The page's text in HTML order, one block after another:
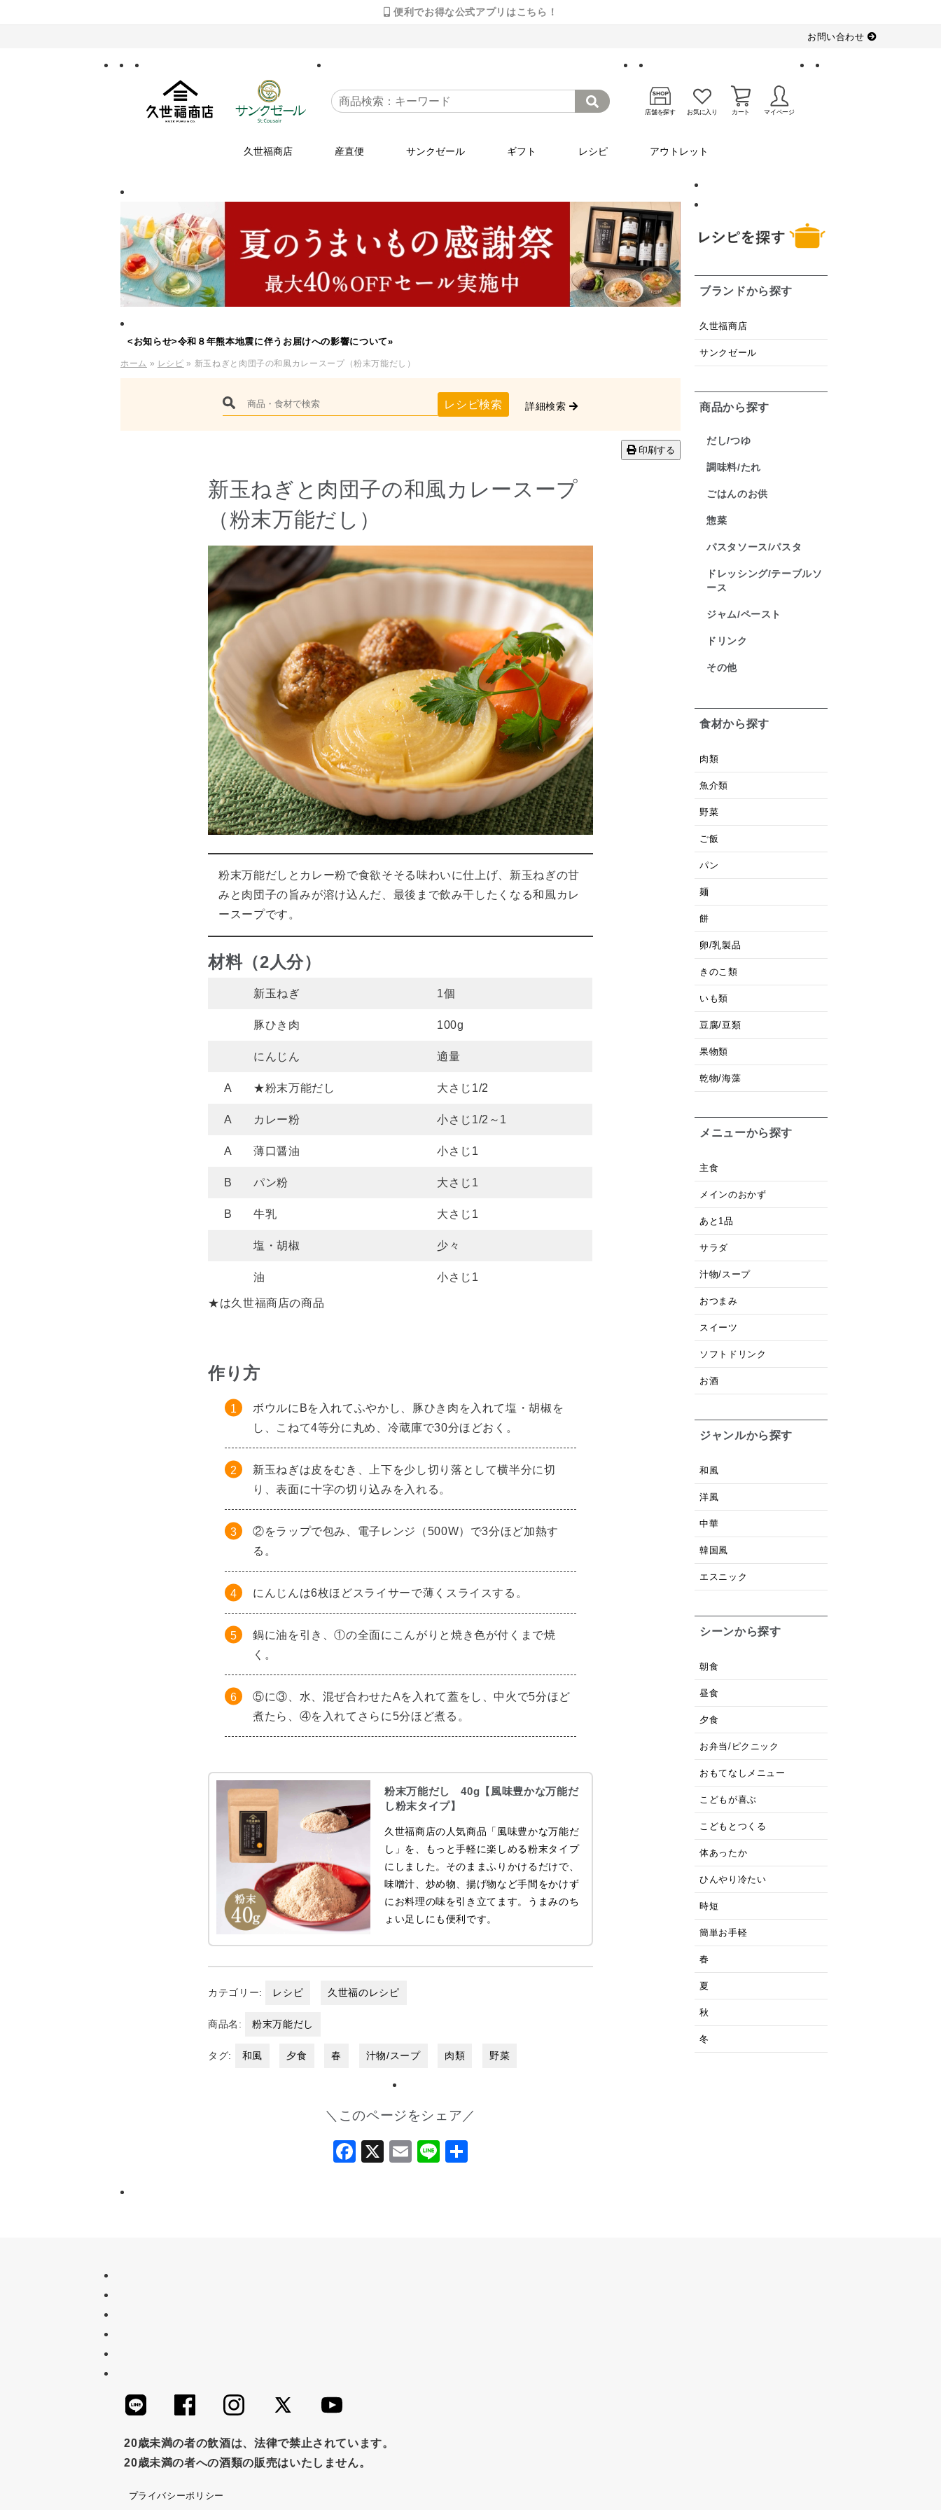
便利でお得な公式アプリはこちら！
お問い合わせ
店舗を探す お気に入り カート マイページ
久世福商店 産直便 サンクゼール ギフト レシピ アウトレット
<お知らせ>令和８年熊本地震に伴うお届けへの影響について»
ホーム » レシピ » 新玉ねぎと肉団子の和風カレースープ（粉末万能だし）
レシピ検索 詳細検索
印刷する
新玉ねぎと肉団子の和風カレースープ
（粉末万能だし）
粉末万能だしとカレー粉で食欲そそる味わいに仕上げ、新玉ねぎの甘
みと肉団子の旨みが溶け込んだ、最後まで飲み干したくなる和風カレ
ースープです。
材料（2人分）
新玉ねぎ 1個
豚ひき肉 100g
にんじん 適量
A ★粉末万能だし 大さじ1/2
A カレー粉 小さじ1/2～1
A 薄口醤油 小さじ1
B パン粉 大さじ1
B 牛乳 大さじ1
塩・胡椒 少々
油 小さじ1
★は久世福商店の商品
作り方
ボウルにBを入れてふやかし、豚ひき肉を入れて塩・胡椒を
し、こねて4等分に丸め、冷蔵庫で30分ほどおく。
新玉ねぎは皮をむき、上下を少し切り落として横半分に切
り、表面に十字の切り込みを入れる。
②をラップで包み、電子レンジ（500W）で3分ほど加熱す
る。
にんじんは6枚ほどスライサーで薄くスライスする。
鍋に油を引き、①の全面にこんがりと焼き色が付くまで焼
く。
⑤に③、水、混ぜ合わせたAを入れて蓋をし、中火で5分ほど
煮たら、④を入れてさらに5分ほど煮る。
粉末万能だし 40g【風味豊かな万能だ
し粉末タイプ】
久世福商店の人気商品「風味豊かな万能だ
し」を、もっと手軽に楽しめる粉末タイプ
にしました。そのままふりかけるだけで、
味噌汁、炒め物、揚げ物など手間をかけず
にお料理の味を引き立てます。うまみのち
ょい足しにも便利です。
カテゴリー: レシピ 久世福のレシピ
商品名: 粉末万能だし
タグ: 和風 夕食 春 汁物/スープ 肉類 野菜
＼このページをシェア／
Facebook
X Email
Line
ブランドから探す
久世福商店
サンクゼール
商品から探す
だし/つゆ
調味料/たれ
ごはんのお供
惣菜
パスタソース/パスタ
ドレッシング/テーブルソ
ース
ジャム/ペースト
ドリンク
その他
食材から探す
肉類
魚介類
野菜
ご飯
パン
麺
餅
卵/乳製品
きのこ類
いも類
豆腐/豆類
果物類
乾物/海藻
メニューから探す
主食
メインのおかず
あと1品
サラダ
汁物/スープ
おつまみ
スイーツ
ソフトドリンク
お酒
ジャンルから探す
和風
洋風
中華
韓国風
エスニック
シーンから探す
朝食
昼食
夕食
お弁当/ピクニック
おもてなしメニュー
こどもが喜ぶ
こどもとつくる
体あったか
ひんやり冷たい
時短
簡単お手軽
春
夏
秋
冬
20歳未満の者の飲酒は、法律で禁止されています。
20歳未満の者への酒類の販売はいたしません。
プライバシーポリシー